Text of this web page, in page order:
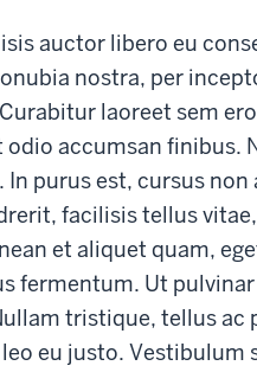
auctor libero eu
nostra, per
laoreet sem
accumsan finibus.
purus est, cursus
facilisis tellus
et aliquet quam,
fermentum. Ut
tristique, tellus ac
eu justo. Vestibulum